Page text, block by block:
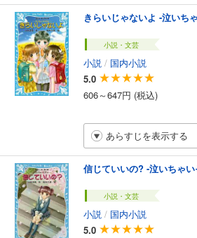
きらいじゃないよ -泣いち
小説・文芸
小説 / 国内小説
5.0
606～647円 (税込)
あらすじを表示する
信じていいの? -泣いちゃ
小説・文芸
小説 / 国内小説
5.0